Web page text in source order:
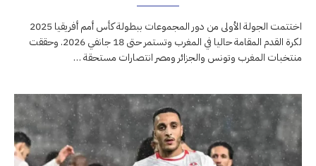
اختتمت الجولة الأولى من دور المجموعات ببطولة كأس أمم أفريقيا 2025
لكرة القدم المقامة حاليا في المغرب وتستمر حتى 18 جانفي 2026. وحققت
منتخبات المغرب وتونس والجزائر ومصر انتصارات مستحقة …